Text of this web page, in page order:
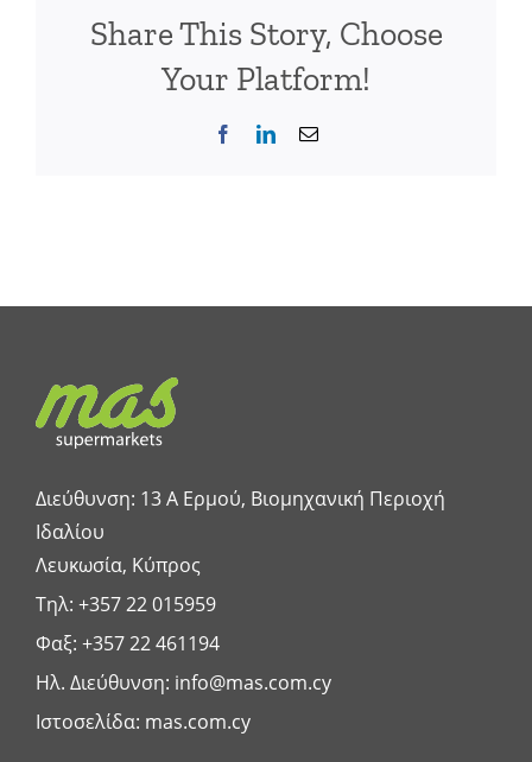
Share This Story, Choose
Your Platform!
FacebookLinkedInEmail
Διεύθυνση: 13 A Ερμού, Βιομηχανική Περιοχή
Ιδαλίου
Λευκωσία, Κύπρος
Τηλ: +357 22 015959
Φαξ: +357 22 461194
Ηλ. Διεύθυνση: info@mas.com.cy
Ιστοσελίδα: mas.com.cy